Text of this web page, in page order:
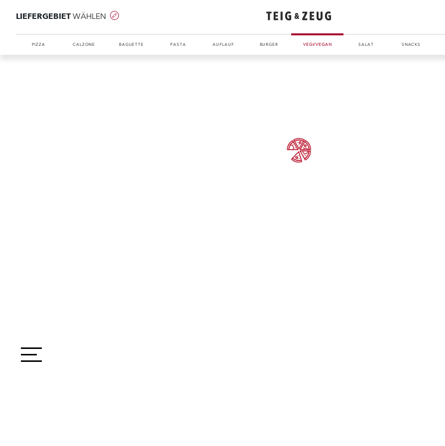
LIEFERGEBIETWÄHLEN
PIZZA CALZONE BAGUETTE PASTA AUFLAUF BURGER VEGI/VEGAN SALAT SNACKS